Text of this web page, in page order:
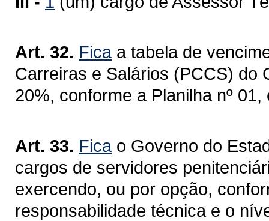
Art. 32. Ficaa tabela de
Carreiras e Salários (PCCS) do
20%, conforme a Planilha nº 01,
Art. 33. Ficao Governo do
cargos de servidores
exercendo, ou por opção,
responsabilidade técnica e o